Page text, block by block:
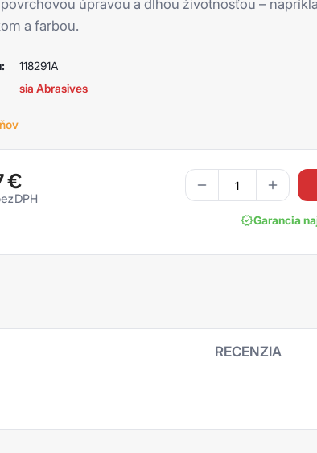
úpravou a dlhou životnosťou –
a farbou.
118291A
sia Abrasives
€
Garancia
RECENZIA